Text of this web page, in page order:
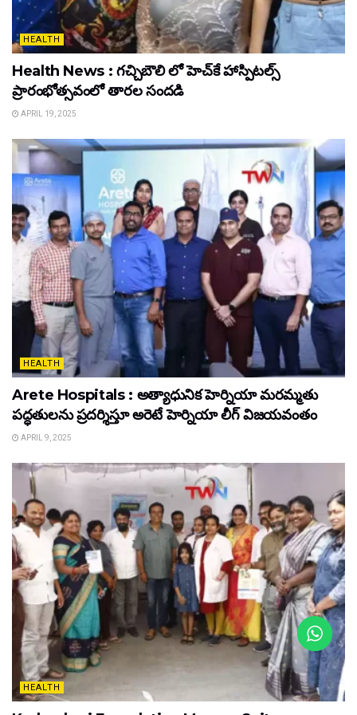
HEALTH
Health News : గచ్చిబౌలి లో హెచ్‌కే హాస్పిటల్స్
ప్రారంభోత్సవంలో తారల సందడి
APRIL 19, 2025
HEALTH
Arete Hospitals : అత్యాధునిక హెర్నియా మరమ్మతు
పద్ధతులను ప్రదర్శిస్తూ అరెటే హెర్నియా లీగ్ విజయవంతం
APRIL 9, 2025
HEALTH